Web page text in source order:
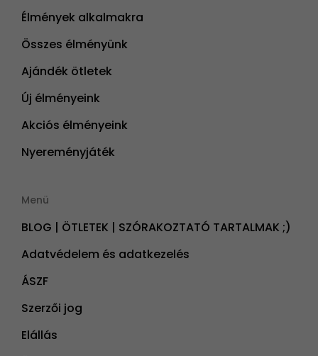
Élmények alkalmakra
Összes élményünk
Ajándék ötletek
Új élményeink
Akciós élményeink
Nyereményjáték
Menü
BLOG | ÖTLETEK | SZÓRAKOZTATÓ TARTALMAK ;)
Adatvédelem és adatkezelés
ÁSZF
Szerzői jog
Elállás